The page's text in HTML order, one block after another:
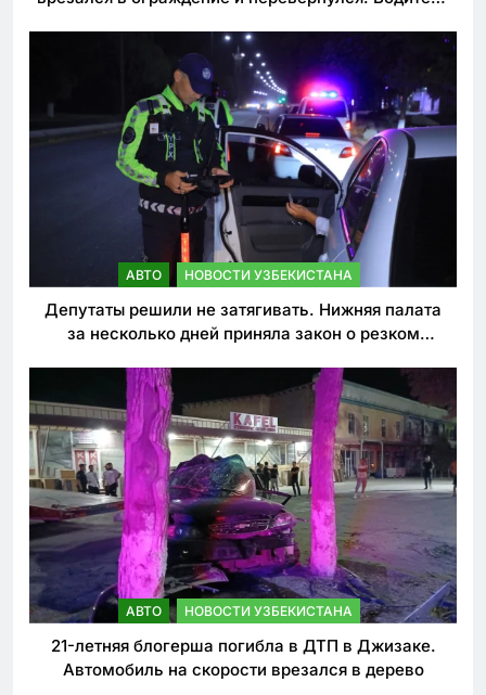
АВТО НОВОСТИ УЗБЕКИСТАНА
Депутаты решили не затягивать. Нижняя палата
за несколько дней приняла закон о резком
АВТО НОВОСТИ УЗБЕКИСТАНА
21-летняя блогерша погибла в ДТП в Джизаке.
Автомобиль на скорости врезался в дерево